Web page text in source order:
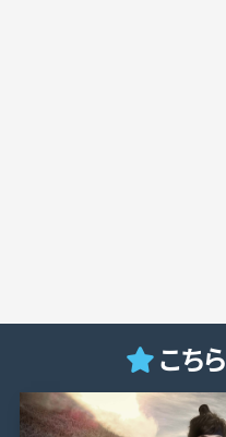
こち